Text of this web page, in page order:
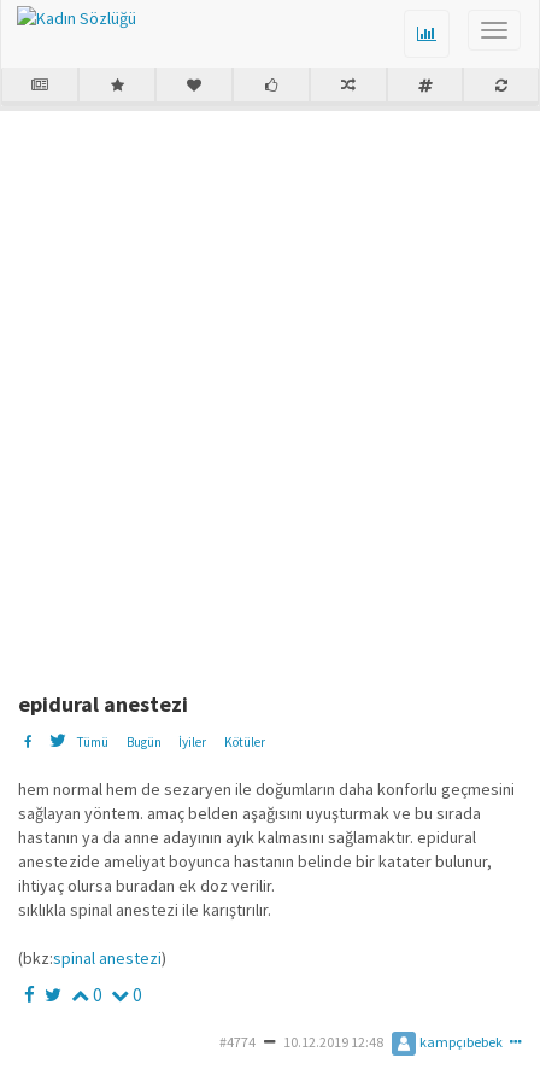
epidural anestezi
Tümü Bugün İyiler Kötüler
hem normal hem de sezaryen ile doğumların daha konforlu geçmesini
sağlayan yöntem. amaç belden aşağısını uyuşturmak ve bu sırada
hastanın ya da anne adayının ayık kalmasını sağlamaktır. epidural
anestezide ameliyat boyunca hastanın belinde bir katater bulunur,
ihtiyaç olursa buradan ek doz verilir.
sıklıkla spinal anestezi ile karıştırılır.
(bkz:spinal anestezi)
0 0
#4774 10.12.2019 12:48 kampçıbebek